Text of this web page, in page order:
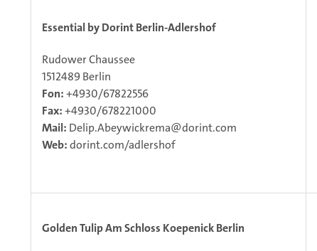
Essential by Dorint Berlin-Adlershof
Rudower Chaussee
1512489 Berlin
Fon:+4930/67822556
Fax:+4930/678221000
Mail: Delip.Abeywickrema@dorint.com
Web:dorint.com/adlershof
Golden Tulip Am Schloss Koepenick Berlin